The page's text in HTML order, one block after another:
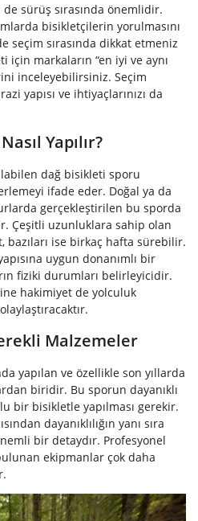
sürüş sırasında önemlidir.
bisikletçilerin yorulmasını
seçim sırasında dikkat etmeniz
markaların “en iyi ve aynı
inceleyebilirsiniz. Seçim
yapısı ve ihtiyaçlarınızı da
Yapılır?
dağ bisikleti sporu
ifade eder. Doğal ya da
gerçekleştirilen bu sporda
Çeşitli uzunluklara sahip olan
bazıları ise birkaç hafta sürebilir.
uygun donanımlı bir
fiziki durumları belirleyicidir.
hakimiyet de yolculuk
Malzemeler
yapılan ve özellikle son yıllarda
biridir. Bu sporun dayanıklı
bir bisikletle yapılması gerekir.
dayanıklılığın yanı sıra
bir detaydır. Profesyonel
ekipmanlar çok daha